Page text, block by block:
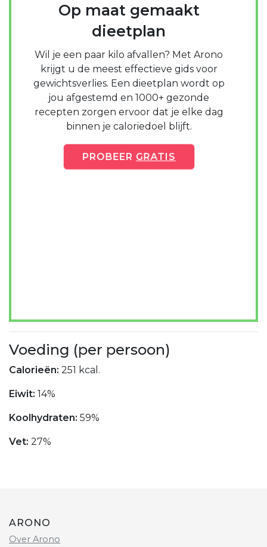
Op maat gemaakt
dieetplan
Wil je een paar kilo afvallen? Met Arono
krijgt u de meest effectieve gids voor
gewichtsverlies. Een dieetplan wordt op
jou afgestemd en 1000+ gezonde
recepten zorgen ervoor dat je elke dag
binnen je caloriedoel blijft.
PROBEER GRATIS
Voeding (per persoon)
Calorieën: 251 kcal.
Eiwit: 14%
Koolhydraten: 59%
Vet: 27%
ARONO
Over Arono